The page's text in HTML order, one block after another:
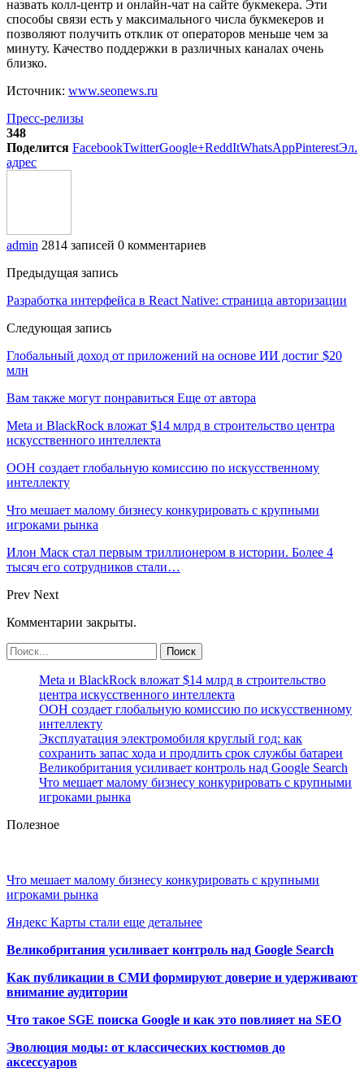
назвать колл-центр и онлайн-чат на сайте букмекера. Эти
способы связи есть у максимального числа букмекеров и
позволяют получить отклик от операторов меньше чем за
минуту. Качество поддержки в различных каналах очень
близко.
Источник: www.seonews.ru
Пресс-релизы
348
Поделится FacebookTwitterGoogle+ReddItWhatsAppPinterestЭл.
адрес
admin 2814 записей 0 комментариев
Предыдущая запись
Разработка интерфейса в React Native: страница авторизации
Следующая запись
Глобальный доход от приложений на основе ИИ достиг $20
млн
Вам также могут понравиться Еще от автора
Meta и BlackRock вложат $14 млрд в строительство центра
искусственного интеллекта
ООН создает глобальную комиссию по искусственному
интеллекту
Что мешает малому бизнесу конкурировать с крупными
игроками рынка
Илон Маск стал первым триллионером в истории. Более 4
тысяч его сотрудников стали…
Prev Next
Комментарии закрыты.
Meta и BlackRock вложат $14 млрд в строительство
центра искусственного интеллекта
ООН создает глобальную комиссию по искусственному
интеллекту
Эксплуатация электромобиля круглый год: как
сохранить запас хода и продлить срок службы батареи
Великобритания усиливает контроль над Google Search
Что мешает малому бизнесу конкурировать с крупными
игроками рынка
Полезное
Что мешает малому бизнесу конкурировать с крупными
игроками рынка
Яндекс Карты стали еще детальнее
Великобритания усиливает контроль над Google Search
Как публикации в СМИ формируют доверие и удерживают
внимание аудитории
Что такое SGE поиска Google и как это повлияет на SEO
Эволюция моды: от классических костюмов до
аксессуаров